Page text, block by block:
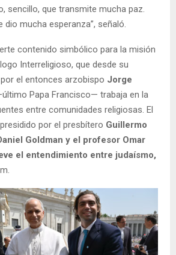
sencillo, que transmite mucha paz.
dio mucha esperanza”, señaló.
contenido simbólico para la misión
Interreligioso, que desde su
el entonces arzobispo Jorge
Papa Francisco— trabaja en la
entre comunidades religiosas. El
por el presbítero Guillermo
Goldman y el profesor Omar
el entendimiento entre judaísmo,